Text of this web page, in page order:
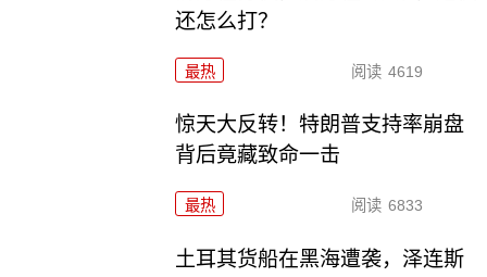
还怎么打？
最热 阅读 4619
惊天大反转！特朗普支持率崩盘
背后竟藏致命一击
最热 阅读 6833
土耳其货船在黑海遭袭，泽连斯